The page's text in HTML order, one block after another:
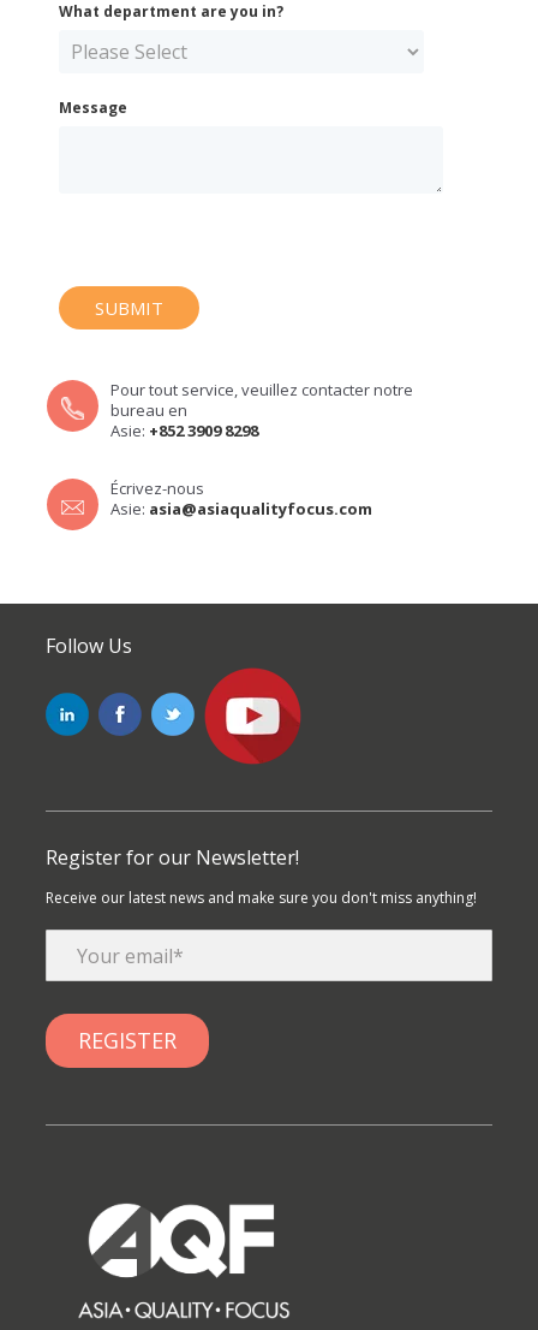
What department are you in?
Message
Pour tout service, veuillez contacter notre
bureau en
Asie: +852 3909 8298
Écrivez-nous
Asie: asia@asiaqualityfocus.com
Follow Us
Register for our Newsletter!
Receive our latest news and make sure you don't miss anything!